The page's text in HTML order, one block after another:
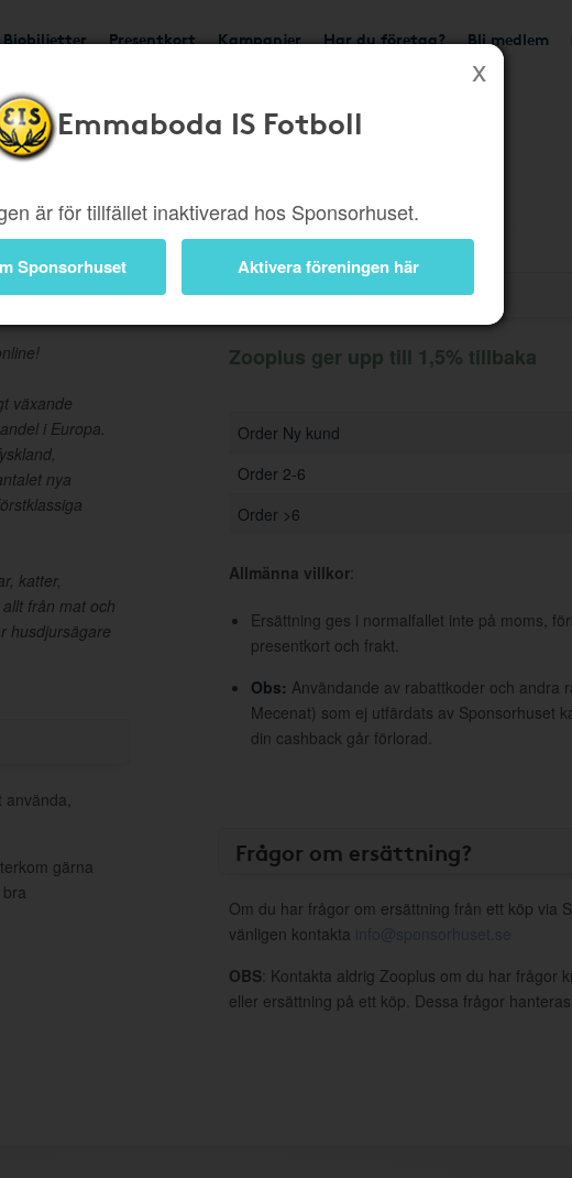
Biobiljetter Presentkort Kampanjer Har du företag? Bli medlem
Emmaboda IS Fotboll
är för tillfället inaktiverad hos Sponsorhuset.
Sponsorhuset Aktivera föreningen här
växande
i Europa.
nya
katter,
från mat och
husdjursägare
använda,
gärna
Information
Zooplus ger upp till 1,5% tillbaka
Order Ny kund
Order 2-6
Order >6
Allmänna villkor:
Ersättning ges i normalfallet inte på moms,
presentkort och frakt.
Obs: Användande av rabattkoder och andra
Mecenat) som ej utfärdats av Sponsorhuset
din cashback går förlorad.
Frågor om ersättning?
Om du har frågor om ersättning från ett köp via
vänligen kontakta info@sponsorhuset.se
OBS: Kontakta aldrig Zooplus om du har frågor
eller ersättning på ett köp. Dessa frågor